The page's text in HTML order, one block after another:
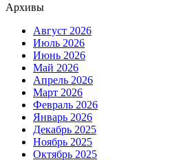
Архивы
Август 2026
Июль 2026
Июнь 2026
Май 2026
Апрель 2026
Март 2026
Февраль 2026
Январь 2026
Декабрь 2025
Ноябрь 2025
Октябрь 2025